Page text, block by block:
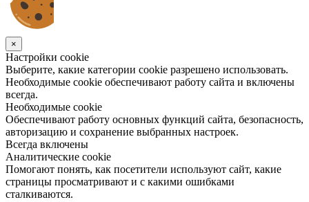
×
Настройки cookie
Выберите, какие категории cookie разрешено использовать.
Необходимые cookie обеспечивают работу сайта и включены
всегда.
Необходимые cookie
Обеспечивают работу основных функций сайта, безопасность,
авторизацию и сохранение выбранных настроек.
Всегда включены
Аналитические cookie
Помогают понять, как посетители используют сайт, какие
страницы просматривают и с какими ошибками
сталкиваются.